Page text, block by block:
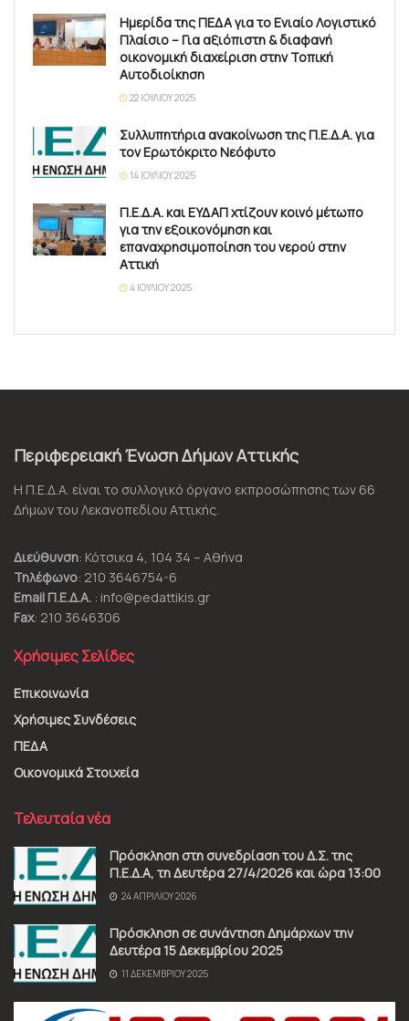
Ημερίδα της ΠΕΔΑ για το Ενιαίο Λογιστικό
Πλαίσιο – Για αξιόπιστη & διαφανή
οικονομική διαχείριση στην Τοπική
Αυτοδιοίκηση
22 ΙΟΥΛΊΟΥ 2025
Συλλυπητήρια ανακοίνωση της Π.Ε.Δ.Α. για
τον Ερωτόκριτο Νεόφυτο
14 ΙΟΥΛΊΟΥ 2025
Π.Ε.Δ.Α. και ΕΥΔΑΠ χτίζουν κοινό μέτωπο
για την εξοικονόμηση και
επαναχρησιμοποίηση του νερού στην
Αττική
4 ΙΟΥΛΊΟΥ 2025
Περιφερειακή Ένωση Δήμων Αττικής
Η Π.Ε.Δ.Α. είναι το συλλογικό όργανο εκπροσώπησης των 66
Δήμων του Λεκανοπεδίου Αττικής.
Διεύθυνση: Κότσικα 4, 104 34 – Αθήνα
Τηλέφωνο: 210 3646754-6
Email Π.Ε.Δ.Α. : info@pedattikis.gr
Fax: 210 3646306
Χρήσιμες Σελίδες
Επικοινωνία
Χρήσιμες Συνδέσεις
ΠΕΔΑ
Οικονομικά Στοιχεία
Τελευταία νέα
Πρόσκληση στη συνεδρίαση του Δ.Σ. της
Π.Ε.Δ.Α, τη Δευτέρα 27/4/2026 και ώρα 13:00
24 ΑΠΡΙΛΊΟΥ 2026
Πρόσκληση σε συνάντηση Δημάρχων την
Δευτέρα 15 Δεκεμβρίου 2025
11 ΔΕΚΕΜΒΡΊΟΥ 2025